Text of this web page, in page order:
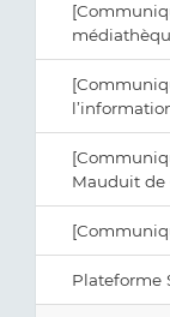
Mauduit de
Plateforme